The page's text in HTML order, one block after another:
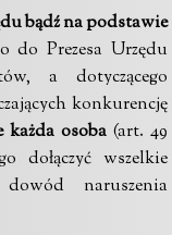
bądź na podstawie
do Prezesa Urzędu
a dotyczącego
konkurencję
każda osoba (art. 49
dołączyć wszelkie
dowód naruszenia